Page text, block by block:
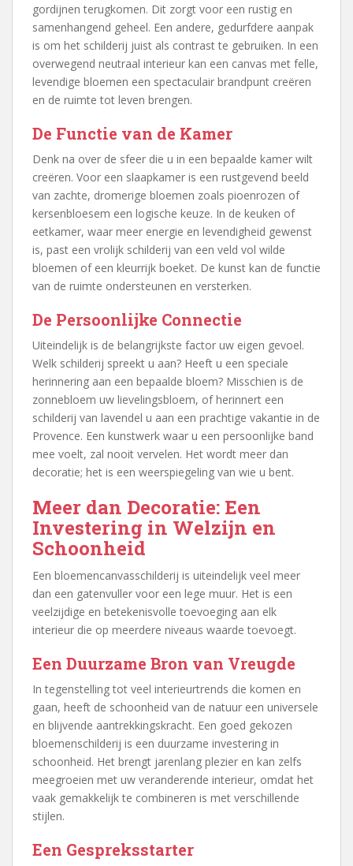
gordijnen terugkomen. Dit zorgt voor een rustig en
samenhangend geheel. Een andere, gedurfdere aanpak
is om het schilderij juist als contrast te gebruiken. In een
overwegend neutraal interieur kan een canvas met felle,
levendige bloemen een spectaculair brandpunt creëren
en de ruimte tot leven brengen.
De Functie van de Kamer
Denk na over de sfeer die u in een bepaalde kamer wilt
creëren. Voor een slaapkamer is een rustgevend beeld
van zachte, dromerige bloemen zoals pioenrozen of
kersenbloesem een logische keuze. In de keuken of
eetkamer, waar meer energie en levendigheid gewenst
is, past een vrolijk schilderij van een veld vol wilde
bloemen of een kleurrijk boeket. De kunst kan de functie
van de ruimte ondersteunen en versterken.
De Persoonlijke Connectie
Uiteindelijk is de belangrijkste factor uw eigen gevoel.
Welk schilderij spreekt u aan? Heeft u een speciale
herinnering aan een bepaalde bloem? Misschien is de
zonnebloem uw lievelingsbloem, of herinnert een
schilderij van lavendel u aan een prachtige vakantie in de
Provence. Een kunstwerk waar u een persoonlijke band
mee voelt, zal nooit vervelen. Het wordt meer dan
decoratie; het is een weerspiegeling van wie u bent.
Meer dan Decoratie: Een
Investering in Welzijn en
Schoonheid
Een bloemencanvasschilderij is uiteindelijk veel meer
dan een gatenvuller voor een lege muur. Het is een
veelzijdige en betekenisvolle toevoeging aan elk
interieur die op meerdere niveaus waarde toevoegt.
Een Duurzame Bron van Vreugde
In tegenstelling tot veel interieurtrends die komen en
gaan, heeft de schoonheid van de natuur een universele
en blijvende aantrekkingskracht. Een goed gekozen
bloemenschilderij is een duurzame investering in
schoonheid. Het brengt jarenlang plezier en kan zelfs
meegroeien met uw veranderende interieur, omdat het
vaak gemakkelijk te combineren is met verschillende
stijlen.
Een Gespreksstarter